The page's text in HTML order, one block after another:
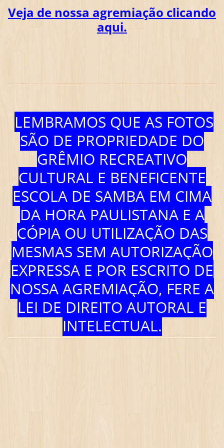
Veja de nossa agremiação clicando
aqui.
LEMBRAMOS QUE AS FOTOS
SÃO DE PROPRIEDADE DO
GRÊMIO RECREATIVO
CULTURAL E BENEFICENTE
ESCOLA DE SAMBA EM CIMA
DA HORA PAULISTANA E A
CÓPIA OU UTILIZAÇÃO DAS
MESMAS SEM AUTORIZAÇÃO
EXPRESSA E POR ESCRITO DE
NOSSA AGREMIAÇÃO, FERE A
LEI DE DIREITO AUTORAL E
INTELECTUAL.